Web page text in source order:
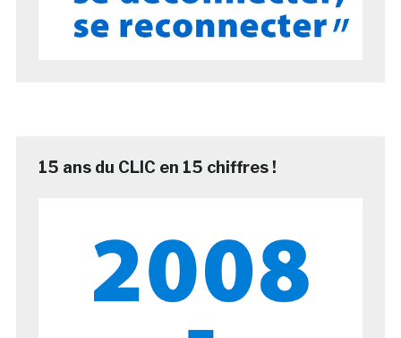
15 ans du CLIC en 15 chiffres !